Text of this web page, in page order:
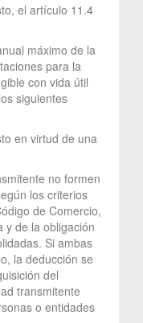
el artículo 11.4
máximo de la
para la
con vida útil
siguientes
en virtud de una
no formen
los criterios
de Comercio,
y de la obligación
Si ambas
la deducción se
del
transmitente
o entidades